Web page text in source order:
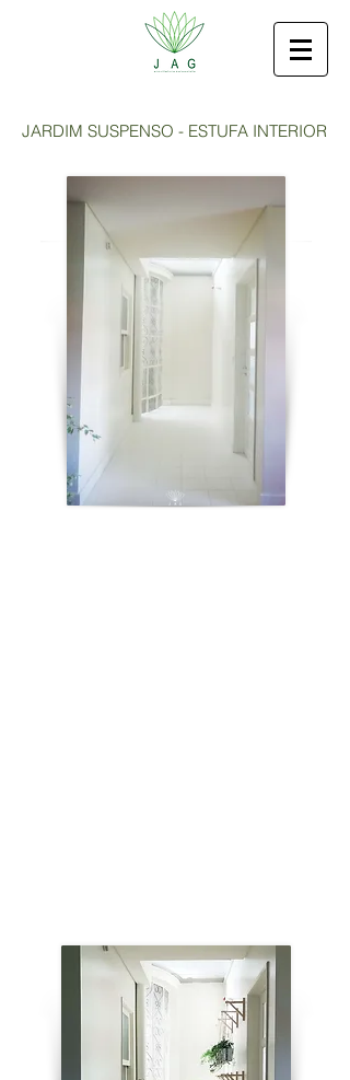
JARDIM SUSPENSO - ESTUFA INTERIOR